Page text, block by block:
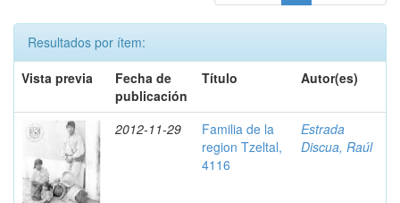
Resultados por ítem:
Vista previa
Fecha de
publicación
Título Autor(es)
2012-11-29
Familia de la
region Tzeltal,
4116
Estrada
Discua, Raúl